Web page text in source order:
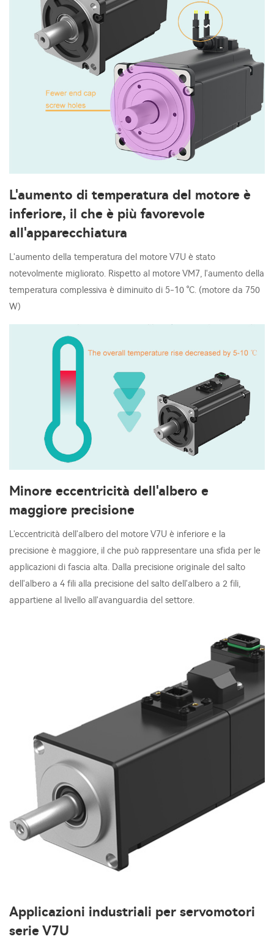
L'aumento di temperatura del motore è
inferiore, il che è più favorevole
all'apparecchiatura
L'aumento della temperatura del motore V7U è stato
notevolmente migliorato. Rispetto al motore VM7, l'aumento della
temperatura complessiva è diminuito di 5-10 °C. (motore da 750
W)
Minore eccentricità dell'albero e
maggiore precisione
L'eccentricità dell'albero del motore V7U è inferiore e la
precisione è maggiore, il che può rappresentare una sfida per le
applicazioni di fascia alta. Dalla precisione originale del salto
dell'albero a 4 fili alla precisione del salto dell'albero a 2 fili,
appartiene al livello all'avanguardia del settore.
Applicazioni industriali per servomotori
serie V7U